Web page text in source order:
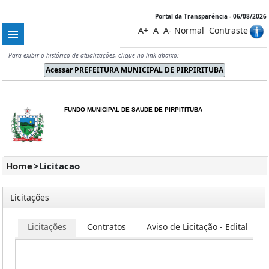
Portal da Transparência - 06/08/2026
A+ A A- Normal Contraste
Para exibir o histórico de atualizações, clique no link abaixo:
FUNDO MUNICIPAL DE SAUDE DE PIRPITITUBA
Home>Licitacao
Licitações
Licitações Contratos Aviso de Licitação - Edital